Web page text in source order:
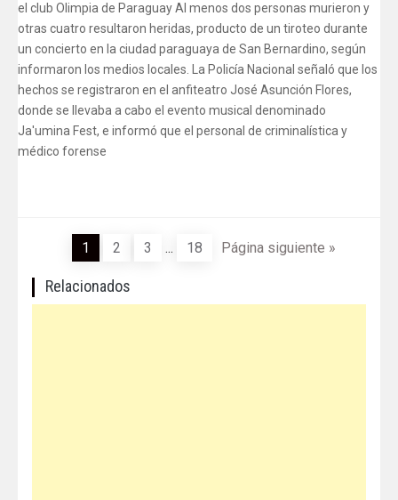
el club Olimpia de Paraguay Al menos dos personas murieron y
otras cuatro resultaron heridas, producto de un tiroteo durante
un concierto en la ciudad paraguaya de San Bernardino, según
informaron los medios locales. La Policía Nacional señaló que los
hechos se registraron en el anfiteatro José Asunción Flores,
donde se llevaba a cabo el evento musical denominado
Ja'umina Fest, e informó que el personal de criminalística y
médico forense
1 2 3 ... 18 Página siguiente »
Relacionados